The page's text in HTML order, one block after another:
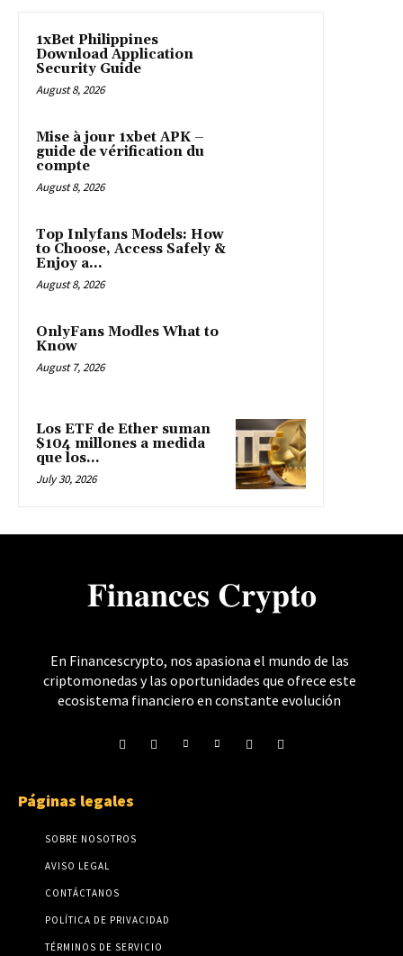
1xBet Philippines
Download Application
Security Guide
August 8, 2026
Mise à jour 1xbet APK –
guide de vérification du
compte
August 8, 2026
Top Inlyfans Models: How
to Choose, Access Safely &
Enjoy a...
August 8, 2026
OnlyFans Modles What to
Know
August 7, 2026
Los ETF de Ether suman
$104 millones a medida
que los...
July 30, 2026
𝐅𝐢𝐧𝐚𝐧𝐜𝐞𝐬 𝐂𝐫𝐲𝐩𝐭𝐨
En Financescrypto, nos apasiona el mundo de las
criptomonedas y las oportunidades que ofrece este
ecosistema financiero en constante evolución
Páginas legales
SOBRE NOSOTROS
AVISO LEGAL
CONTÁCTANOS
POLÍTICA DE PRIVACIDAD
TÉRMINOS DE SERVICIO